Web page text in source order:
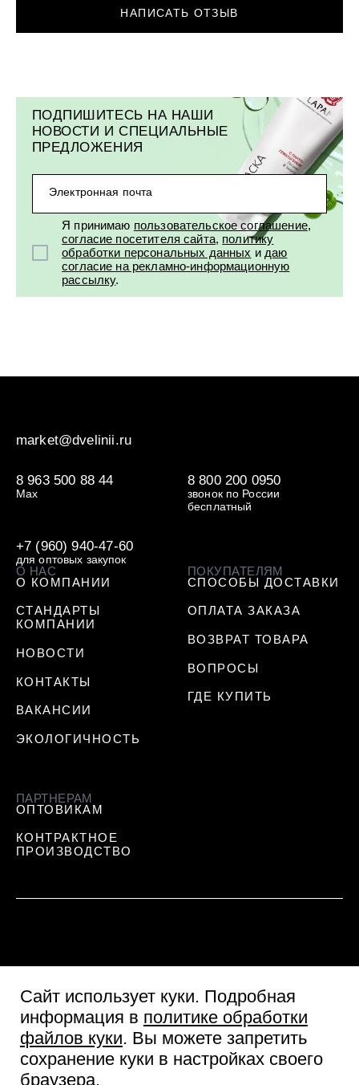
НАПИСАТЬ ОТЗЫВ
ПОДПИШИТЕСЬ НА НАШИ
НОВОСТИ И СПЕЦИАЛЬНЫЕ
ПРЕДЛОЖЕНИЯ
Электронная почта
Я принимаю пользовательское соглашение,
согласие посетителя сайта, политику
обработки персональных данных и даю
согласие на рекламно-информационную
рассылку.
market@dvelinii.ru
8 800 200 0950
звонок по России
бесплатный
8 963 500 88 44
Max
+7 (960) 940-47-60
для оптовых закупок
О НАС
О КОМПАНИИ
СТАНДАРТЫ
КОМПАНИИ
НОВОСТИ
КОНТАКТЫ
ВАКАНСИИ
ЭКОЛОГИЧНОСТЬ
ПОКУПАТЕЛЯМ
СПОСОБЫ ДОСТАВКИ
ОПЛАТА ЗАКАЗА
ВОЗВРАТ ТОВАРА
ВОПРОСЫ
ГДЕ КУПИТЬ
ПАРТНЕРАМ
ОПТОВИКАМ
КОНТРАКТНОЕ
ПРОИЗВОДСТВО
Пользовательское соглашение
Сайт использует куки. Подробная
информация в политике обработки
файлов куки. Вы можете запретить
сохранение куки в настройках своего
браузера.